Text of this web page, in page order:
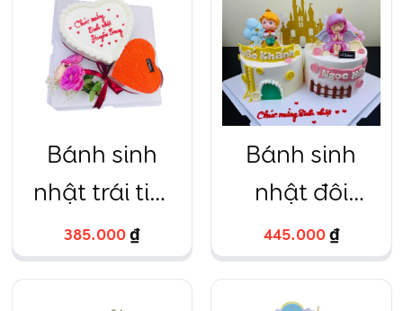
Bánh sinh
nhật trái tim
cặp đôi hoa
hồng
385.000₫
Bánh sinh
nhật đôi
hoàng tử
công chúa
445.000₫